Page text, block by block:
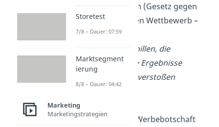
Informationen (Gesetz gegen
den unlauteren Wettbewerb –
UWG).
Beispiel: Diätpillen, die
unrealistische Ergebnisse
versprechen, verstoßen
Klarheit:
Die Werbebotschaft
Storetest
7/8 – Dauer: 07:59
Marktsegment
ierung
8/8 – Dauer: 04:42
Marketing
Marketingstrategien